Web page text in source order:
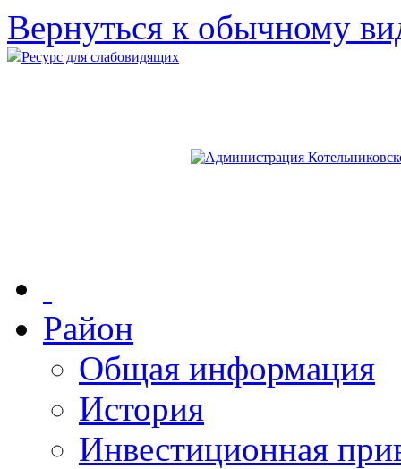
Вернуться к обычному
Ресурс для слабовидящих
Район
Общая информация
История
Инвестиционная